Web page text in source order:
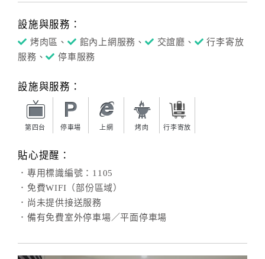
設施與服務：
烤肉區、 館內上網服務、 交誼廳、
行李寄放
服務、
停車服務
設施與服務：
第四台 停車場 上網 烤肉 行李寄放
貼心提醒：
．專用標識編號：1105
．免費WIFI（部份區域）
．尚未提供接送服務
．備有免費室外停車場／平面停車場